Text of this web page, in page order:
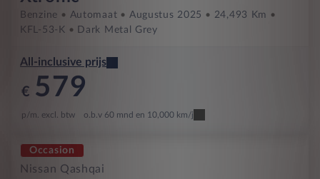
Benzine Automaat Augustus 2025
24,493 Km
KFL-53-K
Dark Metal Grey
All-inclusive prijs
€ 579
p/m. excl. btw o.b.v 60 mnd en 10,000 km/j
Occasion
Nissan Qashqai